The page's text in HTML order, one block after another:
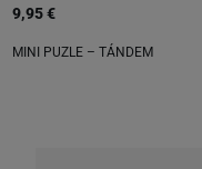
9,95 €
MINI PUZLE – TÁNDEM